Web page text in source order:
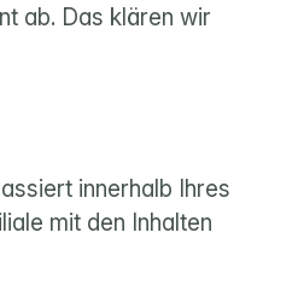
ab. Das klären wir
innerhalb Ihres
mit den Inhalten